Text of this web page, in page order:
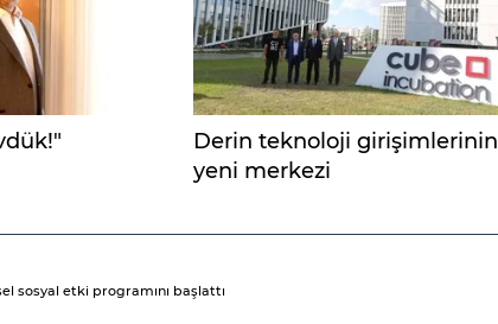
Derin teknoloji girişimlerinin
yeni merkezi
sosyal etki programını başlattı